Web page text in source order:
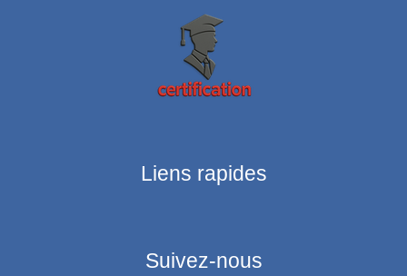
Liens rapides
Suivez-nous